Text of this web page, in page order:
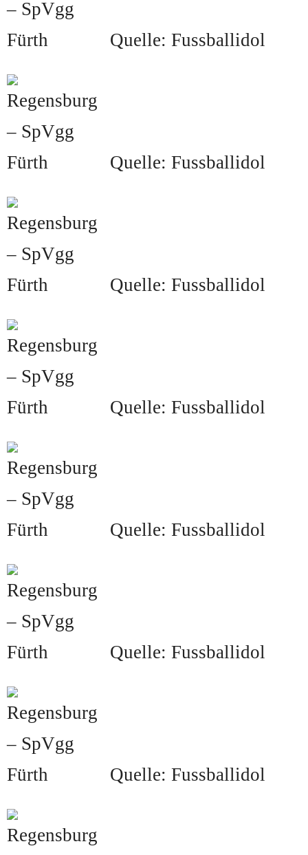
Quelle: Fussballidol
Quelle: Fussballidol
Quelle: Fussballidol
Quelle: Fussballidol
Quelle: Fussballidol
Quelle: Fussballidol
Quelle: Fussballidol